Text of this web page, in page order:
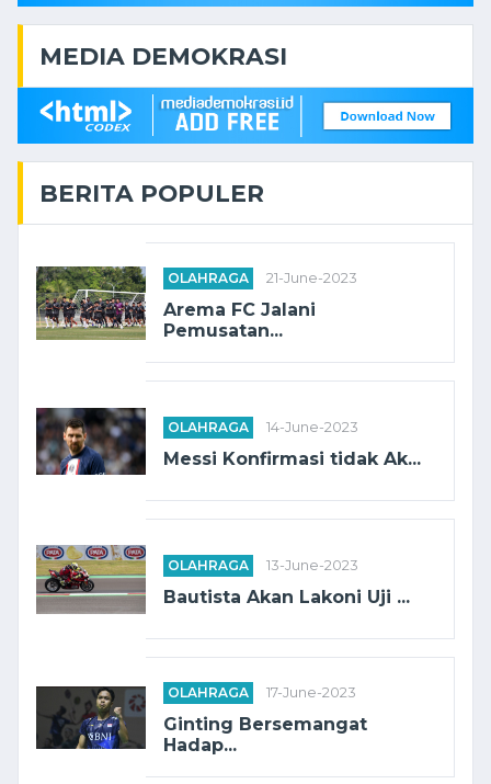
MEDIA DEMOKRASI
BERITA POPULER
OLAHRAGA 21-June-2023
Arema FC Jalani
Pemusatan...
OLAHRAGA 14-June-2023
Messi Konfirmasi tidak Ak...
OLAHRAGA 13-June-2023
Bautista Akan Lakoni Uji ...
OLAHRAGA 17-June-2023
Ginting Bersemangat
Hadap...